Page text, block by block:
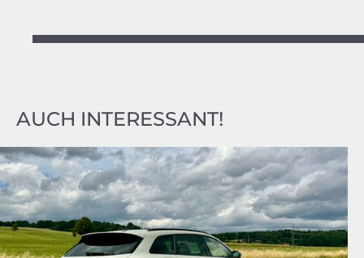
AUCH INTERESSANT!